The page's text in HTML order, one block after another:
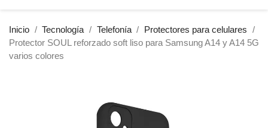
Inicio Tecnología Telefonía
Protectores para celulares
Protector SOUL reforzado soft liso para Samsung A14 y A14 5G
varios colores